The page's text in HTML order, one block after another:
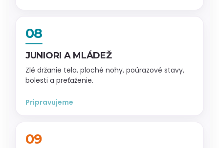
08
JUNIORI A MLÁDEŽ
Zlé držanie tela, ploché nohy, poúrazové stavy,
bolesti a preťaženie.
Pripravujeme
09